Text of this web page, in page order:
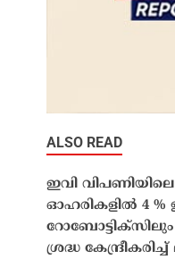
ALSO READ
ഇവി
ഓഹരികളിൽ 4 %
ശ്രദ്ധ